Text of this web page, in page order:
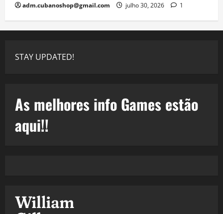
adm.cubanoshop@gmail.com julho 30, 2026 1
STAY UPDATED!
As melhores info Games estão
aqui!!